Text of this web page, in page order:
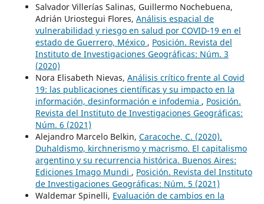
Salvador Villerías Salinas, Guillermo Nochebuena,
Adrián Uriostegui Flores, Análisis espacial de
vulnerabilidad y riesgo en salud por COVID-19 en el
estado de Guerrero, México , Posición. Revista del
Instituto de Investigaciones Geográficas: Núm. 3
(2020)
Nora Elisabeth Nievas, Análisis crítico frente al Covid
19: las publicaciones científicas y su impacto en la
información, desinformación e infodemia , Posición.
Revista del Instituto de Investigaciones Geográficas:
Núm. 6 (2021)
Alejandro Marcelo Belkin, Caracoche, C. (2020).
Duhaldismo, kirchnerismo y macrismo. El capitalismo
argentino y su recurrencia histórica. Buenos Aires:
Ediciones Imago Mundi , Posición. Revista del Instituto
de Investigaciones Geográficas: Núm. 5 (2021)
Waldemar Spinelli, Evaluación de cambios en la